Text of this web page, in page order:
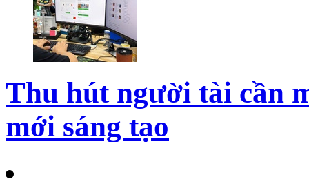
Thu hút người tài cần
mới sáng tạo